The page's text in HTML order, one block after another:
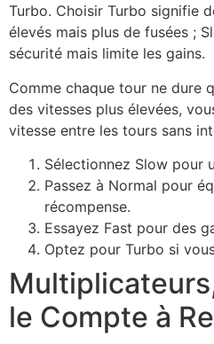
Turbo. Choisir Turbo signifie
élevés mais plus de fusées ;
sécurité mais limite les gains.
Comme chaque tour ne dure
des vitesses plus élevées,
vitesse entre les tours sans
Sélectionnez Slow pour
Passez à Normal pour
récompense.
Essayez Fast pour des
Optez pour Turbo si
le Compte à